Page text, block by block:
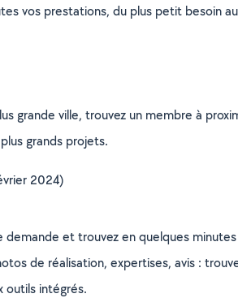
vos prestations, du plus petit besoin
grande ville, trouvez un membre à
grands projets.
2024)
et trouvez en quelques
de réalisation, expertises, avis :
outils intégrés.